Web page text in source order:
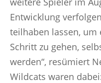
Entwicklung
teilhaben lassen, um
Schritt zu gehen,
werden“, resümiert
Wildcats waren